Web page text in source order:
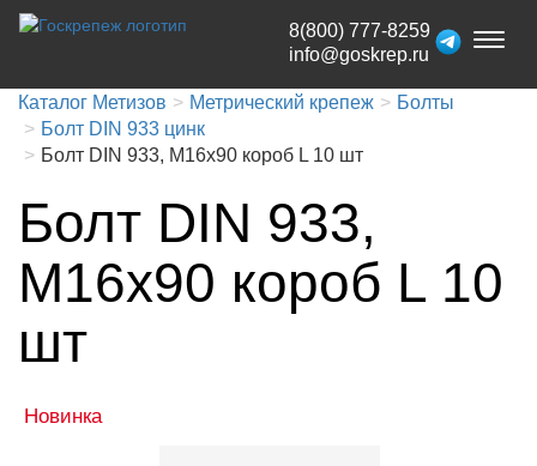
Toggle
8(800) 777-8259
info@goskrep.ru
Каталог Метизов Метрический крепеж
Болты
Болт DIN 933 цинк
Болт DIN 933, М16x90 короб L 10 шт
Болт DIN 933,
М16x90 короб L 10
шт
Новинка